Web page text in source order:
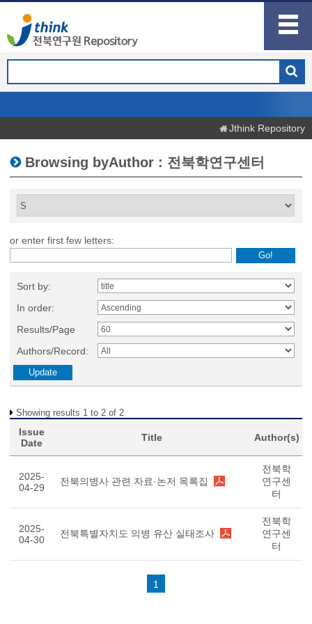
Jthink Repository
Browsing byAuthor : 전북학연구센터
or enter first few letters:
Sort by:
In order:
Results/Page
Authors/Record:
Showing results 1 to 2 of 2
Issue
Date
Title Author(s)
2025-
04-29
전북의병사 관련 자료·논저 목록집
전북학
연구센
터
2025-
04-30
전북특별자치도 의병 유산 실태조사
전북학
연구센
터
1